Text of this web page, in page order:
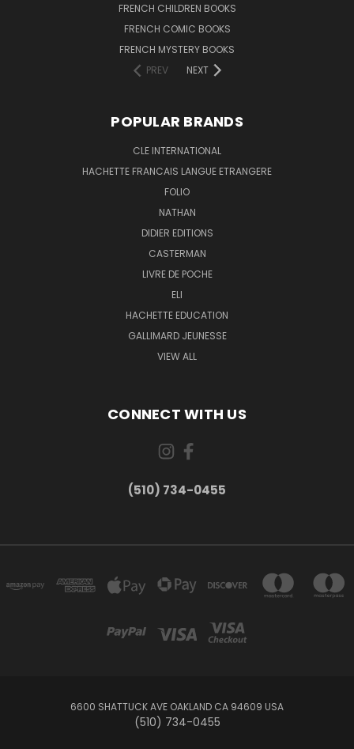
FRENCH CHILDREN BOOKS
FRENCH COMIC BOOKS
FRENCH MYSTERY BOOKS
PREV
NEXT
POPULAR BRANDS
CLE INTERNATIONAL
HACHETTE FRANCAIS LANGUE ETRANGERE
FOLIO
NATHAN
DIDIER EDITIONS
CASTERMAN
LIVRE DE POCHE
ELI
HACHETTE EDUCATION
GALLIMARD JEUNESSE
VIEW ALL
CONNECT WITH US
(510) 734-0455
6600 SHATTUCK AVE OAKLAND CA 94609 USA
(510) 734-0455